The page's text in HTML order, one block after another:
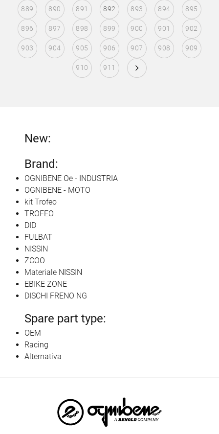
889 890 891 892 893 894 895
896 897 898 899 900 901 902
903 904 905 906 907 908 909
910 911
New:
Brand:
OGNIBENE Oe - INDUSTRIA
OGNIBENE - MOTO
kit Trofeo
TROFEO
DID
FULBAT
NISSIN
ZCOO
Materiale NISSIN
EBIKE ZONE
DISCHI FRENO NG
Spare part type:
OEM
Racing
Alternativa